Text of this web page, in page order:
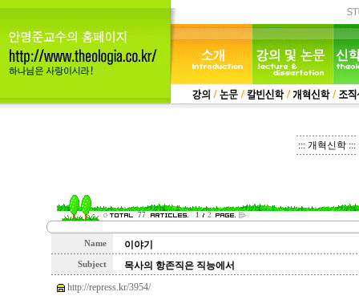
::: 개혁신학 :::
77 1 2
Name 이야기
Subject
목사의 항존직은 직능에서
http://repress.kr/3954/